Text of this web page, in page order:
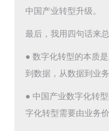
中国产业转型升级。
最后，我用四句话来
● 数字化转型的本质
到数据，从数据到业
● 中国产业数字化转
字化转型需要由业务